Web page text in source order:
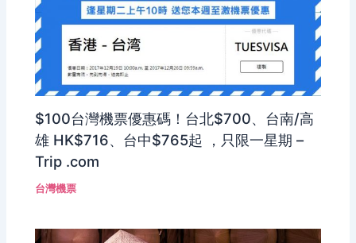
$100台灣機票優惠碼！台北$700、台南/高
雄 HK$716、台中$765起 ，只限一星期 –
Trip .com
台灣機票